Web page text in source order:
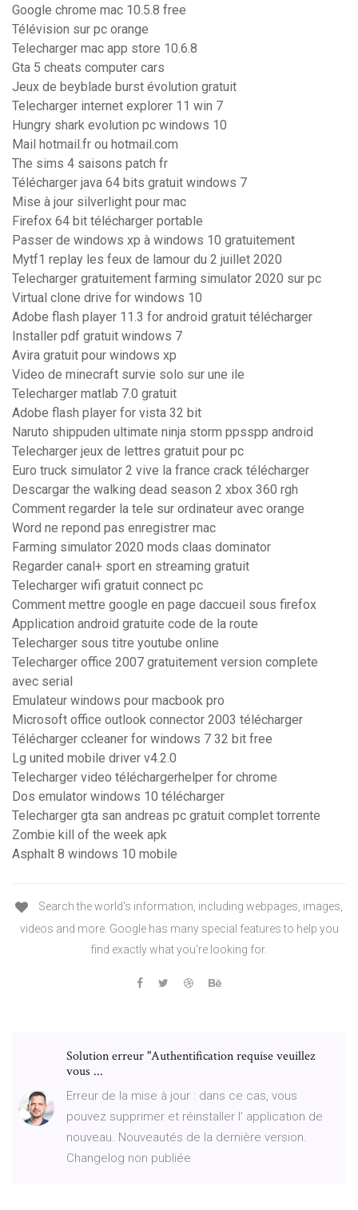
Google chrome mac 10.5.8 free
Télévision sur pc orange
Telecharger mac app store 10.6.8
Gta 5 cheats computer cars
Jeux de beyblade burst évolution gratuit
Telecharger internet explorer 11 win 7
Hungry shark evolution pc windows 10
Mail hotmail.fr ou hotmail.com
The sims 4 saisons patch fr
Télécharger java 64 bits gratuit windows 7
Mise à jour silverlight pour mac
Firefox 64 bit télécharger portable
Passer de windows xp à windows 10 gratuitement
Mytf1 replay les feux de lamour du 2 juillet 2020
Telecharger gratuitement farming simulator 2020 sur pc
Virtual clone drive for windows 10
Adobe flash player 11.3 for android gratuit télécharger
Installer pdf gratuit windows 7
Avira gratuit pour windows xp
Video de minecraft survie solo sur une ile
Telecharger matlab 7.0 gratuit
Adobe flash player for vista 32 bit
Naruto shippuden ultimate ninja storm ppsspp android
Telecharger jeux de lettres gratuit pour pc
Euro truck simulator 2 vive la france crack télécharger
Descargar the walking dead season 2 xbox 360 rgh
Comment regarder la tele sur ordinateur avec orange
Word ne repond pas enregistrer mac
Farming simulator 2020 mods claas dominator
Regarder canal+ sport en streaming gratuit
Telecharger wifi gratuit connect pc
Comment mettre google en page daccueil sous firefox
Application android gratuite code de la route
Telecharger sous titre youtube online
Telecharger office 2007 gratuitement version complete
avec serial
Emulateur windows pour macbook pro
Microsoft office outlook connector 2003 télécharger
Télécharger ccleaner for windows 7 32 bit free
Lg united mobile driver v4.2.0
Telecharger video téléchargerhelper for chrome
Dos emulator windows 10 télécharger
Telecharger gta san andreas pc gratuit complet torrente
Zombie kill of the week apk
Asphalt 8 windows 10 mobile
Search the world's information, including webpages, images,
videos and more. Google has many special features to help you
find exactly what you're looking for.
Solution erreur "Authentification requise veuillez
vous ...
Erreur de la mise à jour : dans ce cas, vous
pouvez supprimer et réinstaller l' application de
nouveau. Nouveautés de la dernière version.
Changelog non publiée